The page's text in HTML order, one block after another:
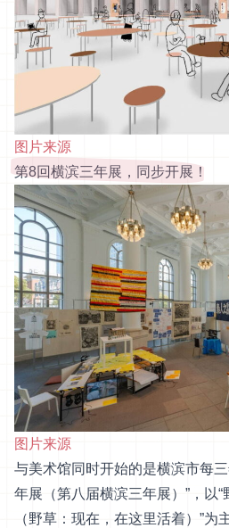
图片来源
第8回横滨三年展，同步开展！
图片来源
与美术馆同时开始的是横滨市每
年展（第八届横滨三年展）”，以
（野草：现在，在这里活着）”为